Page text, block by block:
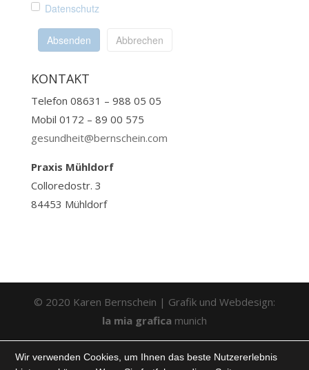
Datenschutz
Absenden Abbrechen
KONTAKT
Telefon 08631 – 988 05 05
Mobil 0172 – 89 00 575
gesundheit@bernschein.com
Praxis Mühldorf
Colloredostr. 3
84453 Mühldorf
© 2020 Karen Bernschein | Grafik und Webdesign:
la mia grafica munich
Wir verwenden Cookies, um Ihnen das beste Nutzererlebnis